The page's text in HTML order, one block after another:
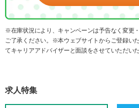
※在庫状況により、キャンペーンは予告なく変更
ご了承ください。※本ウェブサイトからご登録い
てキャリアアドバイザーと面談をさせていただい
求人特集